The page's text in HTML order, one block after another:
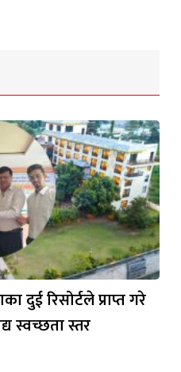
दुई रिसोर्टले प्राप्त गरे
स्वच्छता स्तर